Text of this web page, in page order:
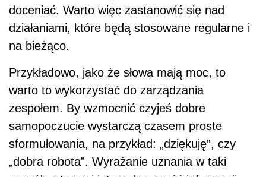
doceniać. Warto więc zastanowić się nad
działaniami, które będą stosowane regularne i
na bieżąco.
Przykładowo, jako że słowa mają moc, to
warto to wykorzystać do zarządzania
zespołem. By wzmocnić czyjeś dobre
samopoczucie wystarczą czasem proste
sformułowania, na przykład: „dziękuję”, czy
„dobra robota”. Wyrażanie uznania w taki